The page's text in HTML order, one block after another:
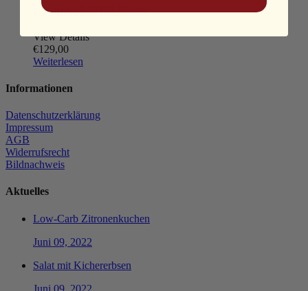
Lizenz »LOGI Plus«
View Details
€129,00
Weiterlesen
Informationen
Datenschutzerklärung
Impressum
AGB
Widerrufsrecht
Bildnachweis
Aktuelles
Low-Carb Zitronenkuchen
Juni 09, 2022
Salat mit Kichererbsen
Juni 09, 2022